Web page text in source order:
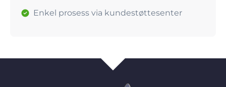
Enkel prosess via kundestøttesenter